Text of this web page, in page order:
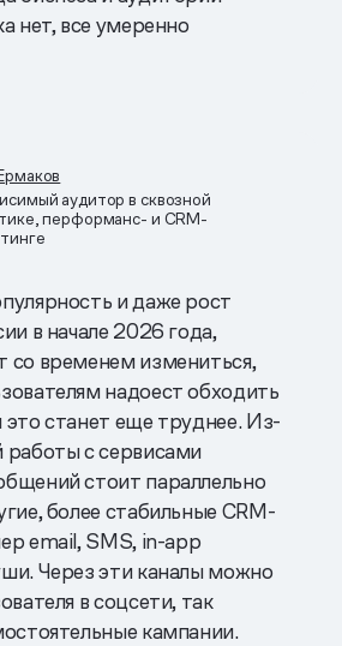
нет, все умеренно
аудитор в сквозной
перформанс- и CRM-
и даже рост
в начале 2026 года,
со временем измениться,
надоест обходить
это станет еще труднее. Из-
работы с сервисами
стоит параллельно
более стабильные CRM-
email, SMS, in-app
Через эти каналы можно
в соцсети, так
кампании.